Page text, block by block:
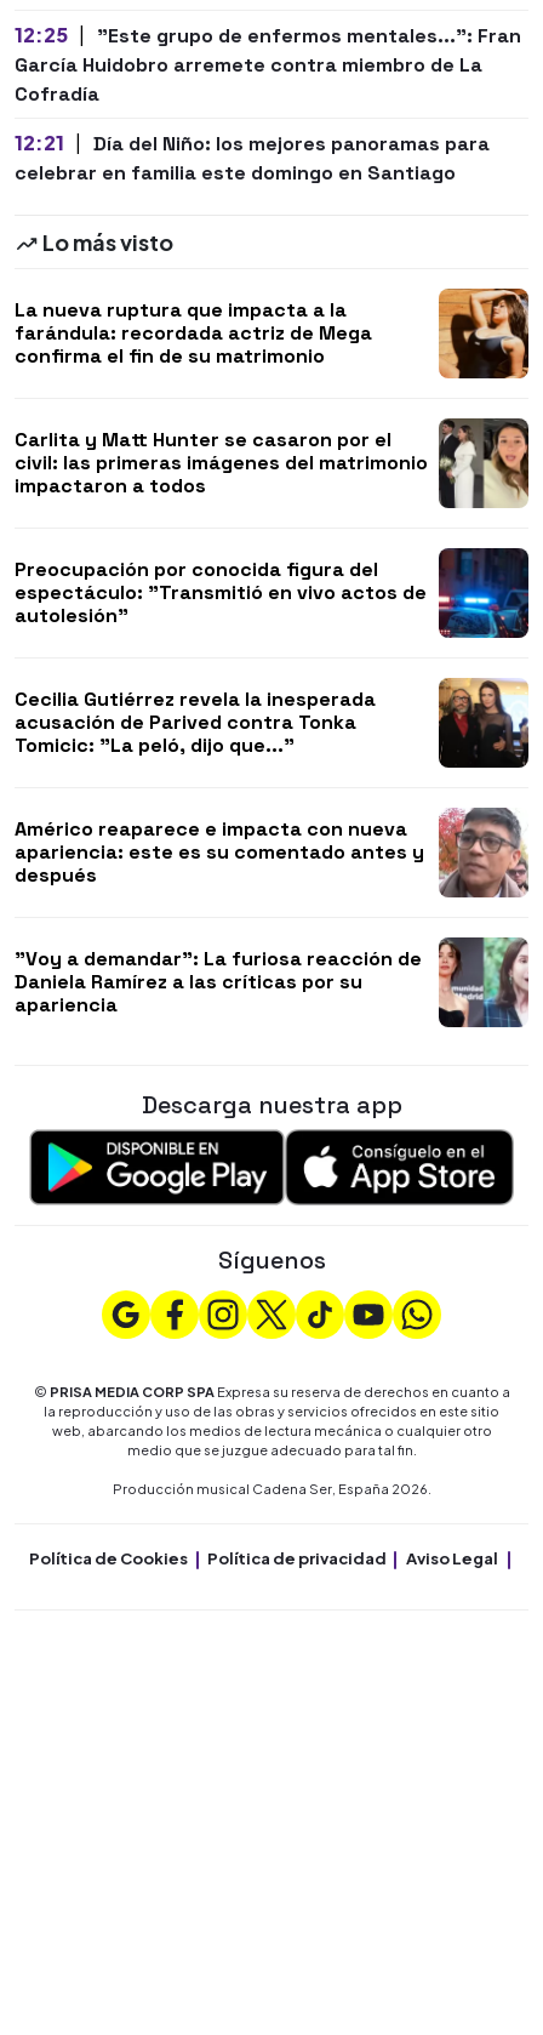
12:25 |
"Este grupo de enfermos mentales...": Fran
García Huidobro arremete contra miembro de La
Cofradía
12:21 | Día del Niño: los mejores panoramas para
celebrar en familia este domingo en Santiago
Lo más visto
La nueva ruptura que impacta a la
farándula: recordada actriz de Mega
confirma el fin de su matrimonio
Carlita y Matt Hunter se casaron por el
civil: las primeras imágenes del matrimonio
impactaron a todos
Preocupación por conocida figura del
espectáculo: "Transmitió en vivo actos de
autolesión"
Cecilia Gutiérrez revela la inesperada
acusación de Parived contra Tonka
Tomicic: "La peló, dijo que..."
Américo reaparece e impacta con nueva
apariencia: este es su comentado antes y
después
"Voy a demandar": La furiosa reacción de
Daniela Ramírez a las críticas por su
apariencia
Descarga nuestra app
Síguenos
© PRISA MEDIA CORP SPAExpresa su reserva de derechos en cuanto a
la reproducción y uso de las obras y servicios ofrecidos en este sitio
web, abarcando los medios de lectura mecánica o cualquier otro
medio que se juzgue adecuado para tal fin.
Producción musical Cadena Ser, España 2026.
Política de Cookies Política de privacidad Aviso Legal